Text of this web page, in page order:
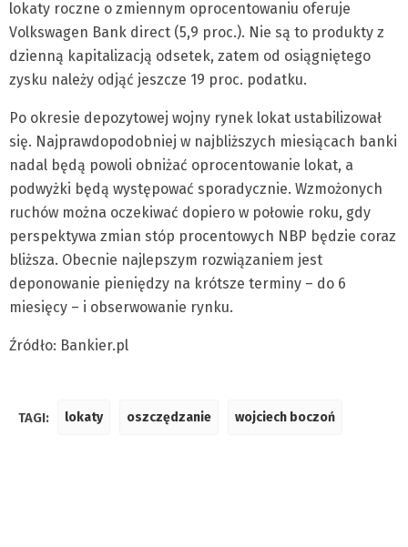
lokaty roczne o zmiennym oprocentowaniu oferuje
Volkswagen Bank direct (5,9 proc.). Nie są to produkty z
dzienną kapitalizacją odsetek, zatem od osiągniętego
zysku należy odjąć jeszcze 19 proc. podatku.
Po okresie depozytowej wojny rynek lokat ustabilizował
się. Najprawdopodobniej w najbliższych miesiącach banki
nadal będą powoli obniżać oprocentowanie lokat, a
podwyżki będą występować sporadycznie. Wzmożonych
ruchów można oczekiwać dopiero w połowie roku, gdy
perspektywa zmian stóp procentowych NBP będzie coraz
bliższa. Obecnie najlepszym rozwiązaniem jest
deponowanie pieniędzy na krótsze terminy – do 6
miesięcy – i obserwowanie rynku.
Źródło: Bankier.pl
TAGI: lokaty oszczędzanie wojciech boczoń